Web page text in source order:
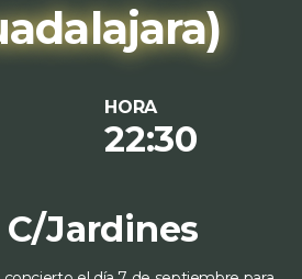
HORA
22:30
Jardines